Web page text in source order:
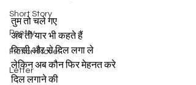
Short Story
Poetry
Fiction Novel
Letter
तुम तो चले गए
अब तो यार भी कहते हैं
किसी और से दिल लगा ले
लेकिन अब कौन फिर मेहनत करे
दिल लगाने की